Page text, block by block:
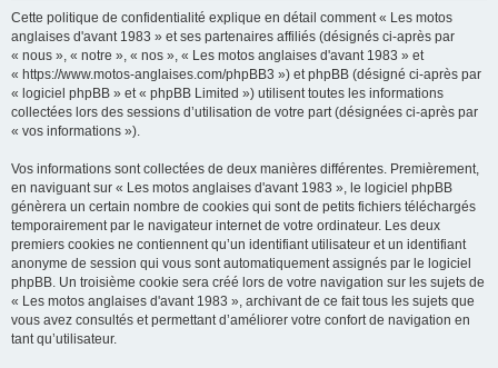
Cette politique de confidentialité explique en détail comment « Les motos
anglaises d'avant 1983 » et ses partenaires affiliés (désignés ci-après par
« nous », « notre », « nos », « Les motos anglaises d'avant 1983 » et
« https://www.motos-anglaises.com/phpBB3 ») et phpBB (désigné ci-après par
« logiciel phpBB » et « phpBB Limited ») utilisent toutes les informations
collectées lors des sessions d’utilisation de votre part (désignées ci-après par
« vos informations »).
Vos informations sont collectées de deux manières différentes. Premièrement,
en naviguant sur « Les motos anglaises d'avant 1983 », le logiciel phpBB
génèrera un certain nombre de cookies qui sont de petits fichiers téléchargés
temporairement par le navigateur internet de votre ordinateur. Les deux
premiers cookies ne contiennent qu’un identifiant utilisateur et un identifiant
anonyme de session qui vous sont automatiquement assignés par le logiciel
phpBB. Un troisième cookie sera créé lors de votre navigation sur les sujets de
« Les motos anglaises d'avant 1983 », archivant de ce fait tous les sujets que
vous avez consultés et permettant d’améliorer votre confort de navigation en
tant qu’utilisateur.